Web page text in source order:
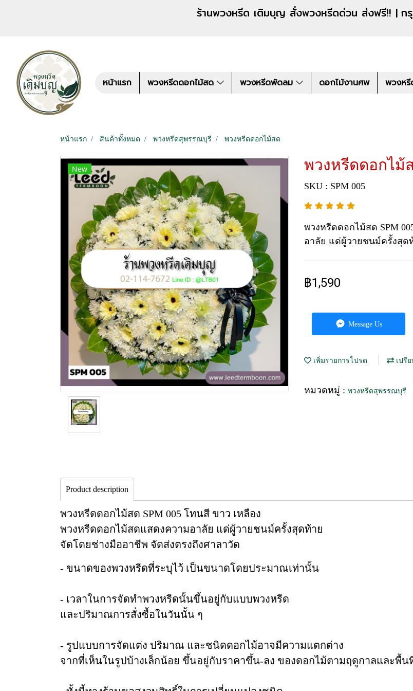
ร้านพวงหรีด เติมบุญ สั่งพวงหรีดด่วน ส่งฟรี!! | ก
หน้าแรก พวงหรีดดอกไม้สด พวงหรีดพัดลม ดอกไม้งานศพ พวงหรี
หน้าแรก สินค้าทั้งหมด พวงหรีดสุพรรณบุรี พวงหรีดดอกไม้สด
New พวงหรีดดอกไม้
SKU : SPM 005
พวงหรีดดอกไม้สด SPM
อาลัย แด่ผู้วายชนม์ครั้งสุด
฿1,590
Message Us
เพิ่มรายการโปรด เปรี
หมวดหมู่ : พวงหรีดสุพรรณบุรี
Product description
พวงหรีดดอกไม้สด SPM 005 โทนสี ขาว เหลือง
พวงหรีดดอกไม้สดแสดงความอาลัย แด่ผู้วายชนม์ครั้งสุดท้าย
จัดโดยช่างมืออาชีพ จัดส่งตรงถึงศาลาวัด
- ขนาดของพวงหรีดที่ระบุไว้ เป็นขนาดโดยประมาณเท่านั้น
- เวลาในการจัดทำพวงหรีดนั้นขึ้นอยู่กับแบบพวงหรีด
และปริมาณการสั่งซื้อในวันนั้น ๆ
- รูปแบบการจัดแต่ง ปริมาณ และชนิดดอกไม้อาจมีความแตกต่าง
จากที่เห็นในรูปบ้างเล็กน้อย ขึ้นอยู่กับราคาขึ้น-ลง ของดอกไม้ตามฤดูกาลและพื้น